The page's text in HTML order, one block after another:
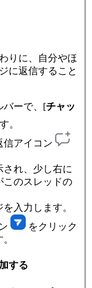
りに、自分やほ
に返信すること
バーで、[チャッ
。
信アイコン
れ、少し右に
このスレッドの
入力します。
をクリック
する